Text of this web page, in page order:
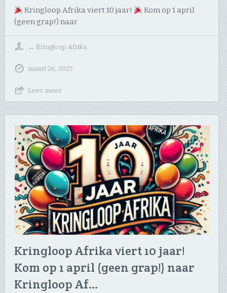
Kringloop Afrika viert 10 jaar!
Kom op 1 april
(geen grap!) naar
↔ Kringloop Afrika
maart 26, 2025
Lees meer
Kringloop Afrika viert 10 jaar!
Kom op 1 april (geen grap!) naar
Kringloop Af…